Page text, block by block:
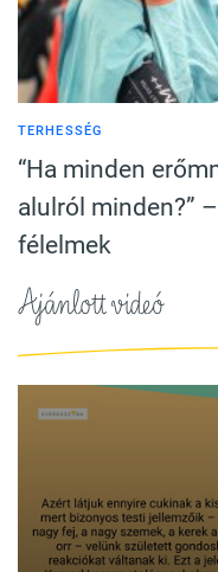
TERHESSÉG
“Ha minden
alulról minden?”
félelmek
Ajánlott videó